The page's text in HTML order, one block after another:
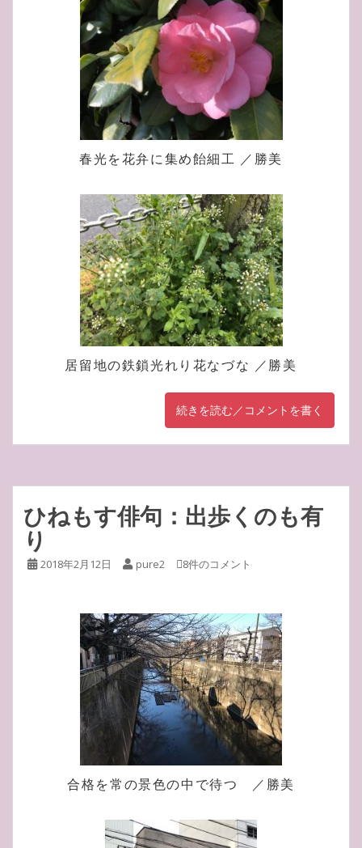
春光を花弁に集め飴細工 ／勝美
居留地の鉄鎖光れり花なづな ／勝美
続きを読む／コメントを書く
ひねもす俳句：出歩くのも有
り
2018年2月12日 pure2 8件のコメント
合格を常の景色の中で待つ ／勝美